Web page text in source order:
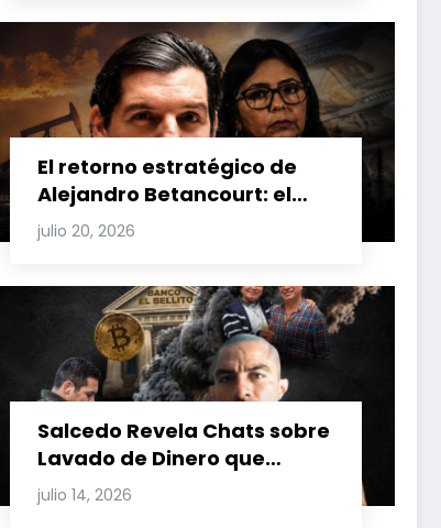
El retorno estratégico de
Alejandro Betancourt: el
bolichico que desafía la
justicia y renueva su poder
venezolana
julio 20, 2026
Salcedo Revela Chats sobre
Lavado de Dinero que
Involucran a Glas, Correa y
Juan Fernando Petro en el
julio 14, 2026